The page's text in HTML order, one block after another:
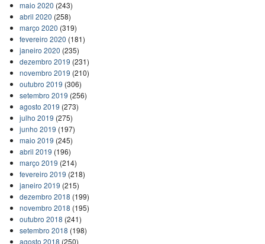
maio 2020 (243)
abril 2020 (258)
março 2020 (319)
fevereiro 2020 (181)
janeiro 2020 (235)
dezembro 2019 (231)
novembro 2019 (210)
outubro 2019 (306)
setembro 2019 (256)
agosto 2019 (273)
julho 2019 (275)
junho 2019 (197)
maio 2019 (245)
abril 2019 (196)
março 2019 (214)
fevereiro 2019 (218)
janeiro 2019 (215)
dezembro 2018 (199)
novembro 2018 (195)
outubro 2018 (241)
setembro 2018 (198)
agosto 2018 (250)